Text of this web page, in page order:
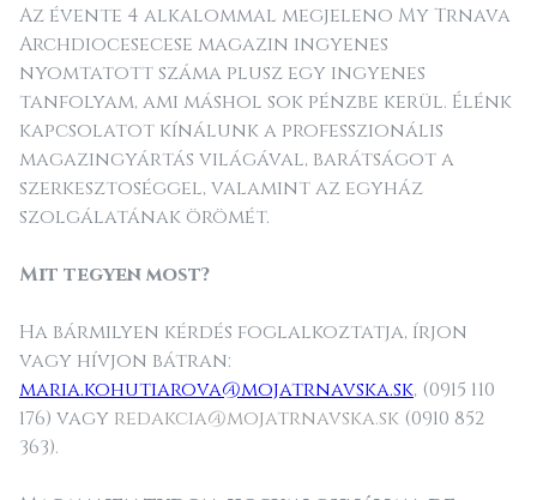
Az évente 4 alkalommal megjeleno My Trnava
Archdiocesecese magazin ingyenes
nyomtatott száma plusz egy ingyenes
tanfolyam, ami máshol sok pénzbe kerül. Élénk
kapcsolatot kínálunk a professzionális
magazingyártás világával, barátságot a
szerkesztoséggel, valamint az egyház
szolgálatának örömét.
Mit tegyen most?
Ha bármilyen kérdés foglalkoztatja, írjon
vagy hívjon bátran:
maria.kohutiarova@mojatrnavska.sk, (0915 110
176) vagy redakcia@mojatrnavska.sk (0910 852
363).